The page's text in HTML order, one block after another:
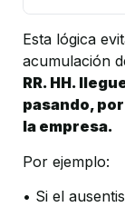
Esta lógica
acumulación
RR. HH.
pasando,
la empresa.
Por ejemplo:
• Si el